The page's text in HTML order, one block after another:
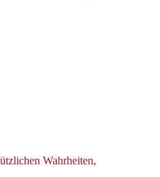
Wahrheiten,